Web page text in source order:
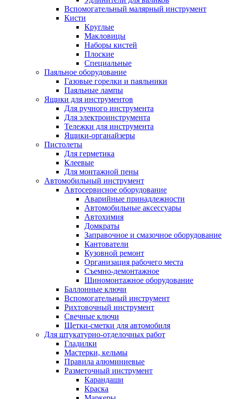
Вспомогательный малярный инструмент
Кисти
Круглые
Макловицы
Наборы кистей
Плоские
Специальные
Паяльное оборудование
Газовые горелки и паяльники
Паяльные лампы
Ящики для инструментов
Для ручного инструмента
Для электроинструмента
Тележки для инструмента
Ящики-органайзеры
Пистолеты
Для герметика
Клеевые
Для монтажной пены
Автомобильный инструмент
Автосервисное оборудование
Аварийные принадлежности
Автомобильные аксессуары
Автохимия
Домкраты
Заправочное и смазочное оборудование
Кантователи
Кузовной ремонт
Организация рабочего места
Съемно-демонтажное
Шиномонтажное оборудование
Баллонные ключи
Вспомогательный инструмент
Рихтовочный инструмент
Свечные ключи
Щетки-сметки для автомобиля
Для штукатурно-отделочных работ
Гладилки
Мастерки, кельмы
Правила алюминиевые
Разметочный инструмент
Карандаши
Краска